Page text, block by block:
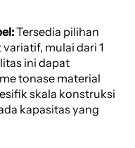
Tersedia pilihan
mulai dari 1
ini dapat
tonase material
skala konstruksi
kapasitas yang